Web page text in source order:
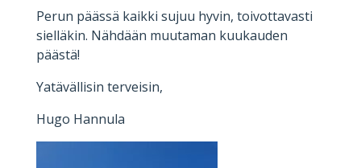
Perun päässä kaikki sujuu hyvin, toivottavasti
sielläkin. Nähdään muutaman kuukauden
päästä!
Yatävällisin terveisin,
Hugo Hannula